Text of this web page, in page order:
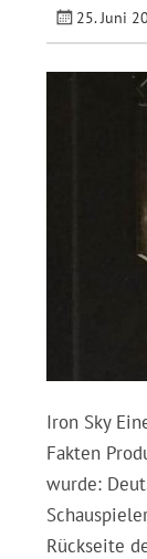
25. Juni
Iron Sky
Fakten
wurde:
Rückseite